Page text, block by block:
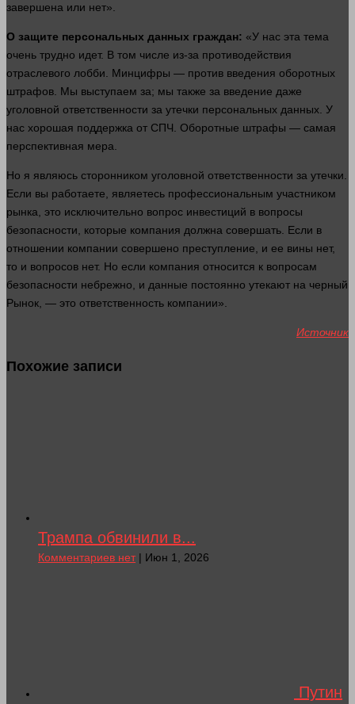
завершена или нет».
О защите персональных данных граждан: «У нас эта тема
очень трудно идет. В том числе из-за противодействия
отраслевого лобби. Минцифры — против введения оборотных
штрафов. Мы выступаем за; мы также за введение даже
уголовной ответственности за утечки персональных данных. У
нас хорошая поддержка от СПЧ. Оборотные штрафы — самая
перспективная мера.
Но я являюсь сторонником уголовной ответственности за утечки.
Если вы работаете, являетесь профессиональным участником
рынка, это исключительно вопрос инвестиций в вопросы
безопасности, которые компания должна совершать. Если в
отношении компании совершено преступление , и ее вины нет,
то и вопросов нет. Но если компания относится к вопросам
безопасности небрежно, и данные постоянно утекают на черный
Рынок , — это ответственность компании».
Источник
Похожие записи
Трампа обвинили в...
Комментариев нет| Июн 1, 2026
Путин